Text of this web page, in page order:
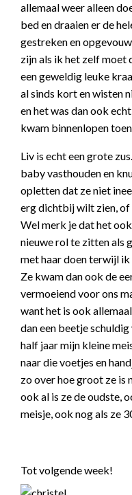
allemaal weer alleen
bed en draaien er de
gestreken en
zijn als ik het zelf moet
een geweldig leuke
al sinds kort en wisten
en het was dan ook
kwam binnenlopen
Liv is echt een grote
baby vasthouden en
opletten dat ze niet
erg dichtbij wilt zien, of
Wel merk je dat het
nieuwe rol te zitten als
met haar doen terwijl
Ze kwam dan ook de
vermoeiend voor ons
want het is ook
dan een beetje
half jaar mijn kleine
naar die voetjes en
zo over hoe groot ze is
ook al is ze de oudste,
meisje, ook nog als ze
Tot volgende week!